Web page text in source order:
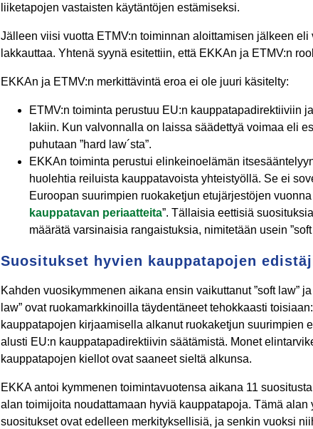
liiketapojen vastaisten käytäntöjen estämiseksi.
Jälleen viisi vuotta ETMV:n toiminnan aloittamisen jälkeen
lakkauttaa. Yhtenä syynä esitettiin, että EKKAn ja ETMV:n
EKKAn ja ETMV:n merkittävintä eroa ei ole juuri käsitelty:
ETMV:n toiminta perustuu EU:n kauppatapadirektiiviin
lakiin. Kun valvonnalla on laissa säädettyä voimaa eli
puhutaan ”hard law´sta”.
EKKAn toiminta perustui elinkeinoelämän
huolehtia reiluista kauppatavoista yhteistyöllä. Se ei
Euroopan suurimpien ruokaketjun etujärjestöjen vuonna
kauppatavan periaatteita”. Tällaisia eettisiä
määrätä varsinaisia rangaistuksia, nimitetään usein ”soft
Suositukset hyvien kauppatapojen
Kahden vuosikymmenen aikana ensin vaikuttanut ”soft law”
law” ovat ruokamarkkinoilla täydentäneet tehokkaasti
kauppatapojen kirjaamisella alkanut ruokaketjun suurimpien
alusti EU:n kauppatapadirektiivin säätämistä. Monet
kauppatapojen kiellot ovat saaneet sieltä alkunsa.
EKKA antoi kymmenen toimintavuotensa aikana 11
alan toimijoita noudattamaan hyviä kauppatapoja. Tämä alan
suositukset ovat edelleen merkityksellisiä, ja senkin vuoksi